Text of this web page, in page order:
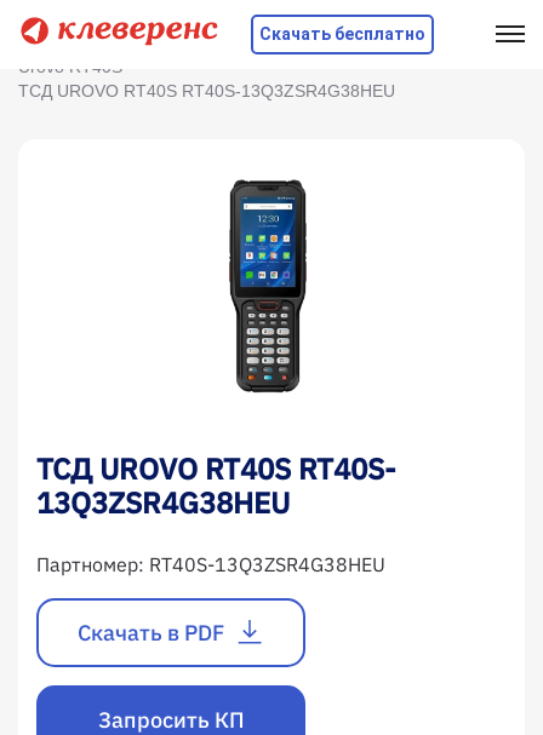
Скачать бесплатно
Главная Оборудование ТСД
UROVO
Urovo RT40S
ТСД UROVO RT40S RT40S-13Q3ZSR4G38HEU
ТСД UROVO RT40S RT40S-
13Q3ZSR4G38HEU
Партномер: RT40S-13Q3ZSR4G38HEU
Скачать в PDF
Запросить КП